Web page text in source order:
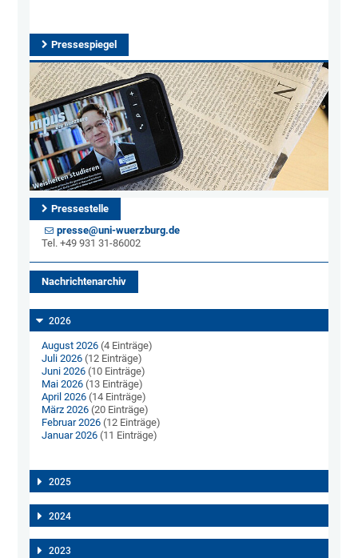
Pressespiegel
Pressestelle
presse@uni-wuerzburg.de
Tel. +49 931 31-86002
Nachrichtenarchiv
2026
August 2026 (4 Einträge)
Juli 2026 (12 Einträge)
Juni 2026 (10 Einträge)
Mai 2026 (13 Einträge)
April 2026 (14 Einträge)
März 2026 (20 Einträge)
Februar 2026 (12 Einträge)
Januar 2026 (11 Einträge)
2025
2024
2023